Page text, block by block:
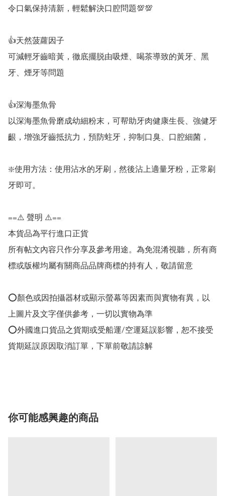
令口氣保持清新，輕鬆解決口腔問題💯💯
👍天然菠蘿因子
可減輕牙齒暗黃，徹底擺脱由吸煙、喝茶導致的黃牙、黑
牙、煙牙等問題
👍深海墨魚骨
以深海墨魚骨磨成幼細粉末，可帮助牙肉健康生長、強健牙
齦，增強牙齒抵抗力，預防蛀牙，抑制口臭、口腔細菌，
❇️使用方法：使用沾水的牙刷，然後沾上適量牙粉，正常刷
牙即可。
==⚠️ 聲明 ⚠️==
本貨品為平行進口正貨
所有帖文內容只作分享及參考用途。為免混淆視聽，所有商
標或版權均屬有關商品品牌商標的持有人，敬請留意
⭕顏色或因拍攝器材或顯示螢幕等因素而與實物有異，以
上圖片及文字僅供參考，一切以實物為準
⭕外國進口貨品之貨期或受船運/空運延誤影響，恕不接受
貨期延誤原因取消訂單，下單前敬請諒解
你可能感興趣的商品